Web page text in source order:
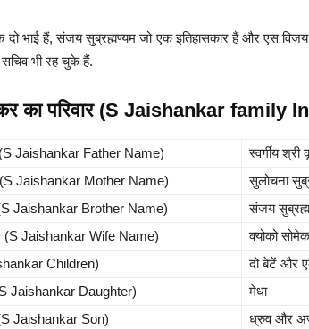
भाई हैं, संजय सुब्रह्मण्यम जो एक इतिहासकार हैं और एस
सचिव भी रह चुके हैं.
का परिवार (S Jaishankar family
(S Jaishankar Father Name)
स्वर्गीय श्री
(S Jaishankar Mother Name)
सुलोचना
(S Jaishankar Brother Name)
संजय
(S Jaishankar Wife Name)
क्योको
Children)
दो बेटें और
Jaishankar Daughter)
मेधा
Jaishankar Son)
ध्रुव और